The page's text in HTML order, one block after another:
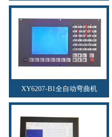
XY6207-B1全自动弯曲机